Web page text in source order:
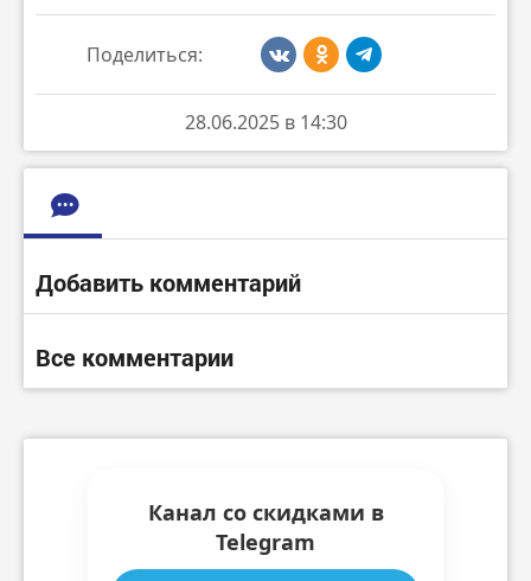
Поделиться:
28.06.2025 в 14:30
Добавить комментарий
Все комментарии
Канал со скидками в
Telegram